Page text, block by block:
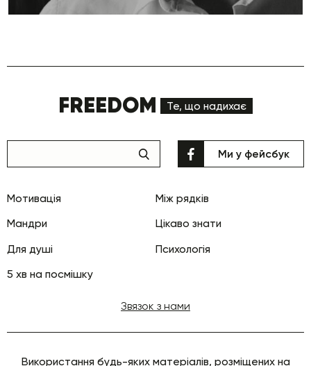
FREEDOM Те, що надихає
Мотивація
Між рядків
Мандри
Цікаво знати
Для душі
Психологія
5 хв на посмішку
Ми у фейсбук
Звязок з нами
Використання будь-яких матеріалів, розміщених на